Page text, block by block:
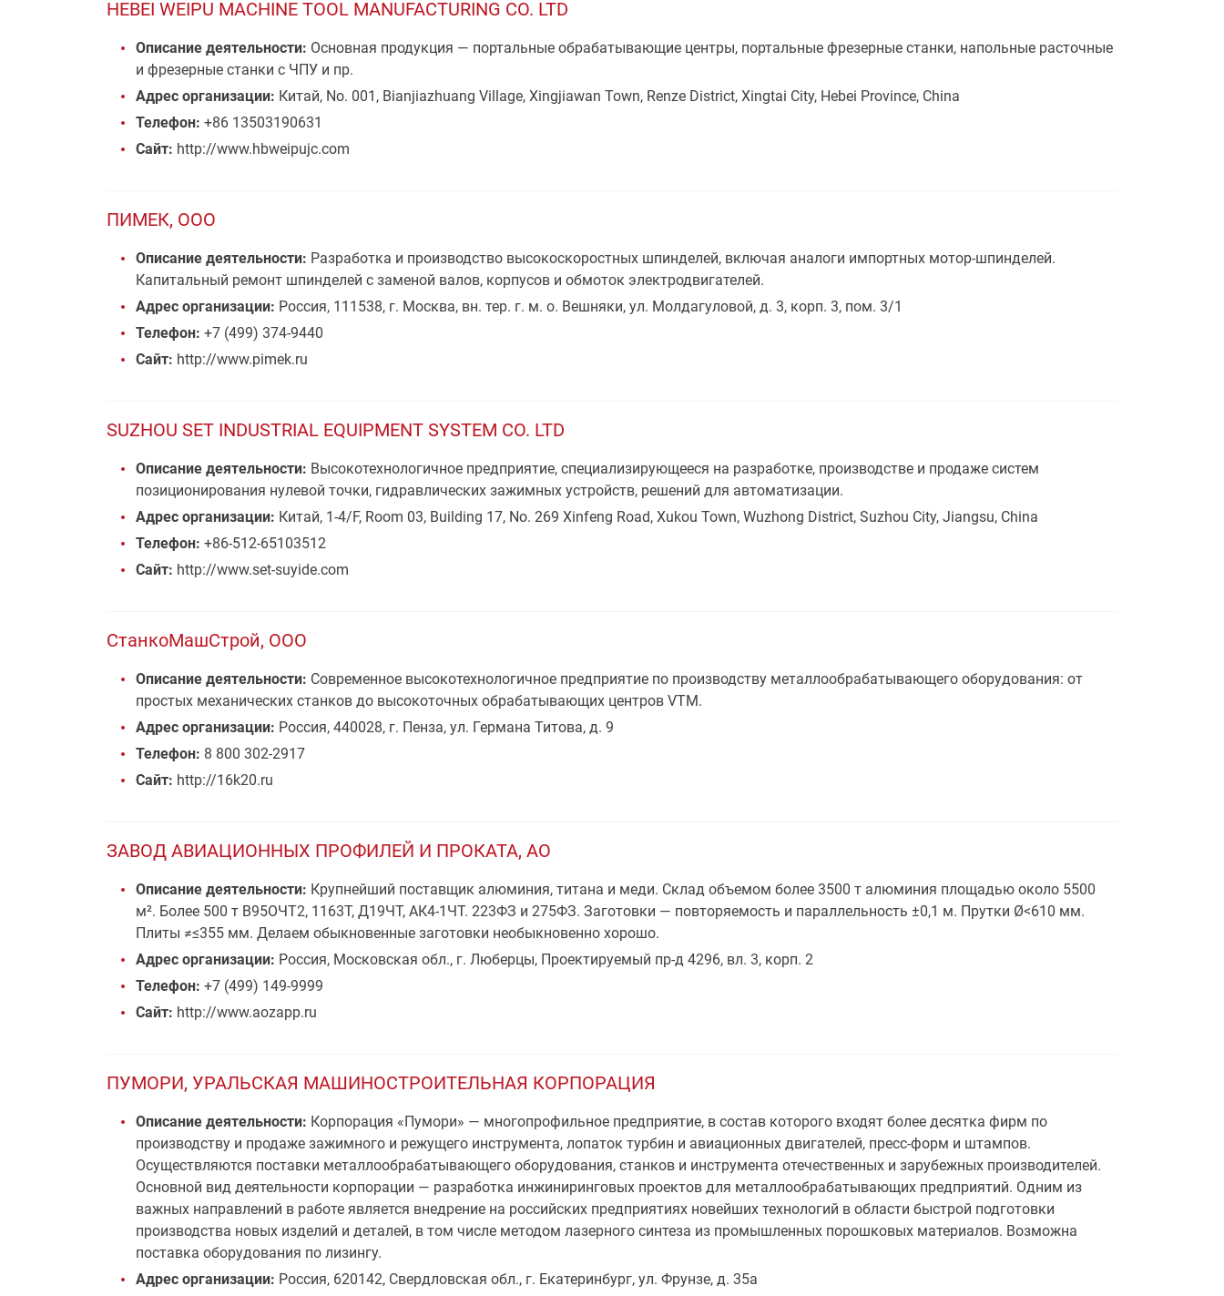
HEBEI WEIPU MACHINE TOOL MANUFACTURING CO. LTD
Описание деятельности: Основная продукция — портальные обрабатывающие центры, портальные фрезерные станки, напольные расточные
и фрезерные станки с ЧПУ и пр.
Адрес организации: Китай, No. 001, Bianjiazhuang Village, Xingjiawan Town, Renze District, Xingtai City, Hebei Province, China
Телефон: +86 13503190631
Сайт: http://www.hbweipujc.com
ПИМЕК, ООО
Описание деятельности: Разработка и производство высокоскоростных шпинделей, включая аналоги импортных мотор-шпинделей.
Капитальный ремонт шпинделей с заменой валов, корпусов и обмоток электродвигателей.
Адрес организации: Россия, 111538, г. Москва, вн. тер. г. м. о. Вешняки, ул. Молдагуловой, д. 3, корп. 3, пом. 3/1
Телефон: +7 (499) 374-9440
Сайт: http://www.pimek.ru
SUZHOU SET INDUSTRIAL EQUIPMENT SYSTEM CO. LTD
Описание деятельности: Высокотехнологичное предприятие, специализирующееся на разработке, производстве и продаже систем
позиционирования нулевой точки, гидравлических зажимных устройств, решений для автоматизации.
Адрес организации: Китай, 1-4/F, Room 03, Building 17, No. 269 Xinfeng Road, Xukou Town, Wuzhong District, Suzhou City, Jiangsu, China
Телефон: +86-512-65103512
Сайт: http://www.set-suyide.com
СтанкоМашСтрой, ООО
Описание деятельности: Современное высокотехнологичное предприятие по производству металлообрабатывающего оборудования: от
простых механических станков до высокоточных обрабатывающих центров VTM.
Адрес организации: Россия, 440028, г. Пенза, ул. Германа Титова, д. 9
Телефон: 8 800 302-2917
Сайт: http://16k20.ru
ЗАВОД АВИАЦИОННЫХ ПРОФИЛЕЙ И ПРОКАТА, АО
Описание деятельности: Крупнейший поставщик алюминия, титана и меди. Склад объемом более 3500 т алюминия площадью около 5500
м². Более 500 т В95ОЧТ2, 1163Т, Д19ЧТ, АК4-1ЧТ. 223ФЗ и 275ФЗ. Заготовки — повторяемость и параллельность ±0,1 м. Прутки Ø<610 мм.
Плиты ≠≤355 мм. Делаем обыкновенные заготовки необыкновенно хорошо.
Адрес организации: Россия, Московская обл., г. Люберцы, Проектируемый пр-д 4296, вл. 3, корп. 2
Телефон: +7 (499) 149-9999
Сайт: http://www.aozapp.ru
ПУМОРИ, УРАЛЬСКАЯ МАШИНОСТРОИТЕЛЬНАЯ КОРПОРАЦИЯ
Описание деятельности: Корпорация «Пумори» — многопрофильное предприятие, в состав которого входят более десятка фирм по
производству и продаже зажимного и режущего инструмента, лопаток турбин и авиационных двигателей, пресс-форм и штампов.
Осуществляются поставки металлообрабатывающего оборудования, станков и инструмента отечественных и зарубежных производителей.
Основной вид деятельности корпорации — разработка инжиниринговых проектов для металлообрабатывающих предприятий. Одним из
важных направлений в работе является внедрение на российских предприятиях новейших технологий в области быстрой подготовки
производства новых изделий и деталей, в том числе методом лазерного синтеза из промышленных порошковых материалов. Возможна
поставка оборудования по лизингу.
Адрес организации: Россия, 620142, Свердловская обл., г. Екатеринбург, ул. Фрунзе, д. 35а